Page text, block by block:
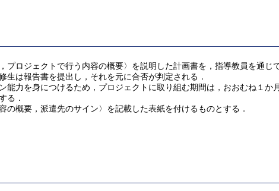
プロジェクトで行う内容の概要〉を説明した計画書を，指導教員を通
は報告書を提出し，それを元に合否が判定される．
力を身につけるため，プロジェクトに取り組む期間は，おおむね１か
る．
概要，派遣先のサイン〉を記載した表紙を付けるものとする．